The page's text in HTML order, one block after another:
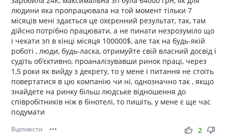
людини яка пропрацювала на той момент тільки 7
місяців мені здається це охєрєнний результат, так, там
дійсно потрібно працювати, а не пинати незрозуміло що
і чекати зп в кінці місяця 100000$, але так на будь-якій
роботі , люди, будь-ласка, отримуйте свій власний досвід і
судіть обʼєктивно, проаналізувавши ринок праці, через
1,5 роки як вийду з декрету, то у мене і питання не стоїть
повертатися в цю компанію чи ні, однозначно так , якщо
знайдете на ринку більш людське відношення до
співробітників ніж в бінотелі, то пишіть, у мене є ще час
подумати
Відповісти ••• thumb_up thumb_down
2